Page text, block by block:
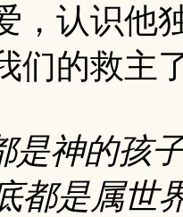
，认识他
们的救主了
是神的孩
都是属世